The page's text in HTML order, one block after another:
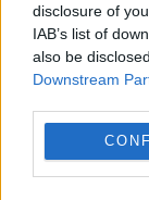
disclosure of
IAB’s list of
also be
Downstream
PSD cere
de